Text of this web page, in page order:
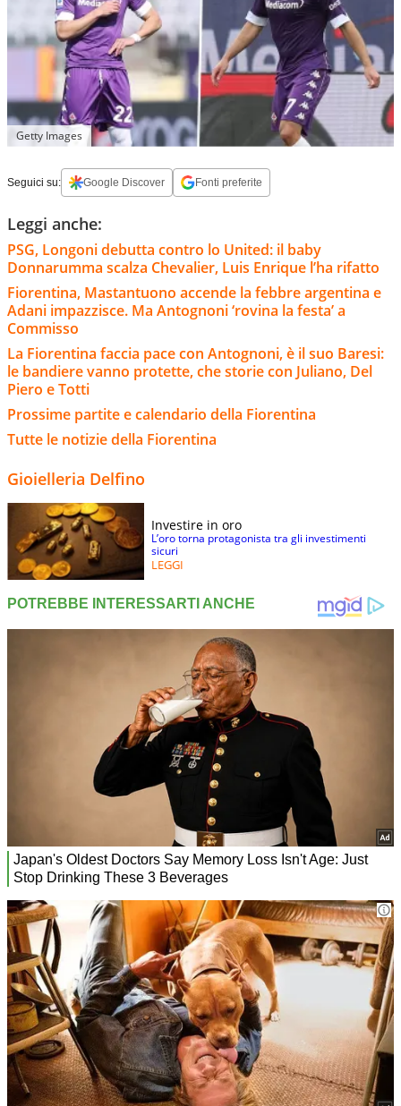
Getty Images
Seguici su: Google Discover Fonti preferite
Leggi anche:
PSG, Longoni debutta contro lo United: il baby
Donnarumma scalza Chevalier, Luis Enrique l’ha rifatto
Fiorentina, Mastantuono accende la febbre argentina e
Adani impazzisce. Ma Antognoni ‘rovina la festa’ a
Commisso
La Fiorentina faccia pace con Antognoni, è il suo Baresi:
le bandiere vanno protette, che storie con Juliano, Del
Piero e Totti
Prossime partite e calendario della Fiorentina
Tutte le notizie della Fiorentina
Gioielleria Delfino
Investire in oro
L’oro torna protagonista tra gli investimenti
sicuri
LEGGI